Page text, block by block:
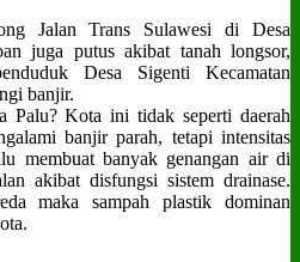
Jalan Trans Sulawesi di Desa
juga putus akibat tanah longsor,
Desa Sigenti Kecamatan
banjir.
Palu? Kota ini tidak seperti daerah
banjir parah, tetapi intensitas
membuat banyak genangan air di
akibat disfungsi sistem drainase.
maka sampah plastik dominan